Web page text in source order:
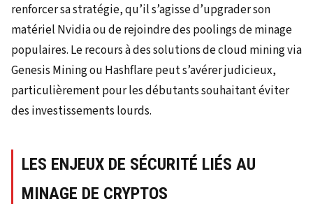
renforcer sa stratégie, qu’il s’agisse d’upgrader son
matériel Nvidia ou de rejoindre des poolings de minage
populaires. Le recours à des solutions de cloud mining via
Genesis Mining ou Hashflare peut s’avérer judicieux,
particulièrement pour les débutants souhaitant éviter
des investissements lourds.
LES ENJEUX DE SÉCURITÉ LIÉS AU
MINAGE DE CRYPTOS